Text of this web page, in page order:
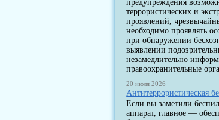
предупреждения
террористических и
проявлений,
необходимо проявлять
при обнаружении
выявлении
незамедлительно
правоохранительные
20 июля 2026
Антитеррористическая
Если вы заметили
аппарат, главное —